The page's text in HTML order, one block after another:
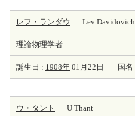
レフ・ランダウ Lev
理論物理学者
誕生日 : 1908年 01月22日 国名
ウ・タント U Thant